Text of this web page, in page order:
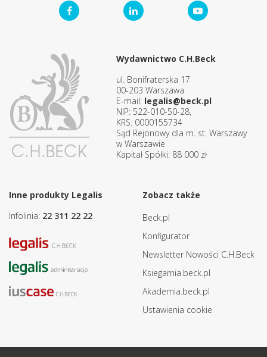
Wydawnictwo C.H.Beck
ul. Bonifraterska 17
00-203 Warszawa
E-mail: legalis@beck.pl
NIP: 522-010-50-28,
KRS: 0000155734
Sąd Rejonowy dla m. st. Warszawy
w Warszawie
Kapitał Spółki: 88 000 zł
Inne produkty Legalis
Infolinia: 22 311 22 22
Zobacz także
Beck.pl
Konfigurator
Newsletter Nowości C.H.Beck
Ksiegarnia.beck.pl
Akademia.beck.pl
Ustawienia cookie